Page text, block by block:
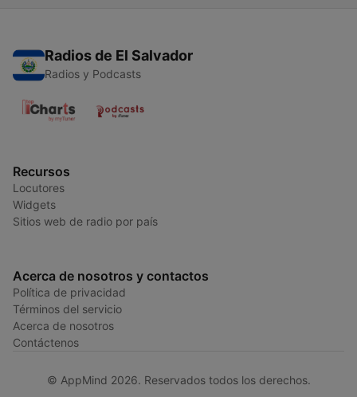
Radios de El Salvador
Radios y Podcasts
Recursos
Locutores
Widgets
Sitios web de radio por país
Acerca de nosotros y contactos
Política de privacidad
Términos del servicio
Acerca de nosotros
Contáctenos
© AppMind 2026. Reservados todos los derechos.